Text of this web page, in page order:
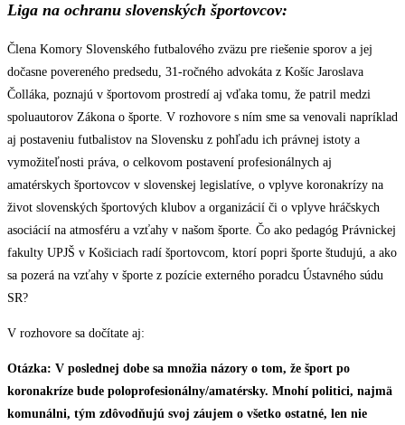
Liga na ochranu slovenských športovcov:
Člena Komory Slovenského futbalového zväzu pre riešenie sporov a jej
dočasne povereného predsedu, 31-ročného advokáta z Košíc Jaroslava
Čolláka, poznajú v športovom prostredí aj vďaka tomu, že patril medzi
spoluautorov Zákona o športe. V rozhovore s ním sme sa venovali napríklad
aj postaveniu futbalistov na Slovensku z pohľadu ich právnej istoty a
vymožiteľnosti práva, o celkovom postavení profesionálnych aj
amatérskych športovcov v slovenskej legislatíve, o vplyve koronakrízy na
život slovenských športových klubov a organizácií či o vplyve hráčskych
asociácií na atmosféru a vzťahy v našom športe. Čo ako pedagóg Právnickej
fakulty UPJŠ v Košiciach radí športovcom, ktorí popri športe študujú, a ako
sa pozerá na vzťahy v športe z pozície externého poradcu Ústavného súdu
SR?
V rozhovore sa dočítate aj:
Otázka: V poslednej dobe sa množia názory o tom, že šport po
koronakríze bude poloprofesionálny/amatérsky. Mnohí politici, najmä
komunálni, tým zdôvodňujú svoj záujem o všetko ostatné, len nie